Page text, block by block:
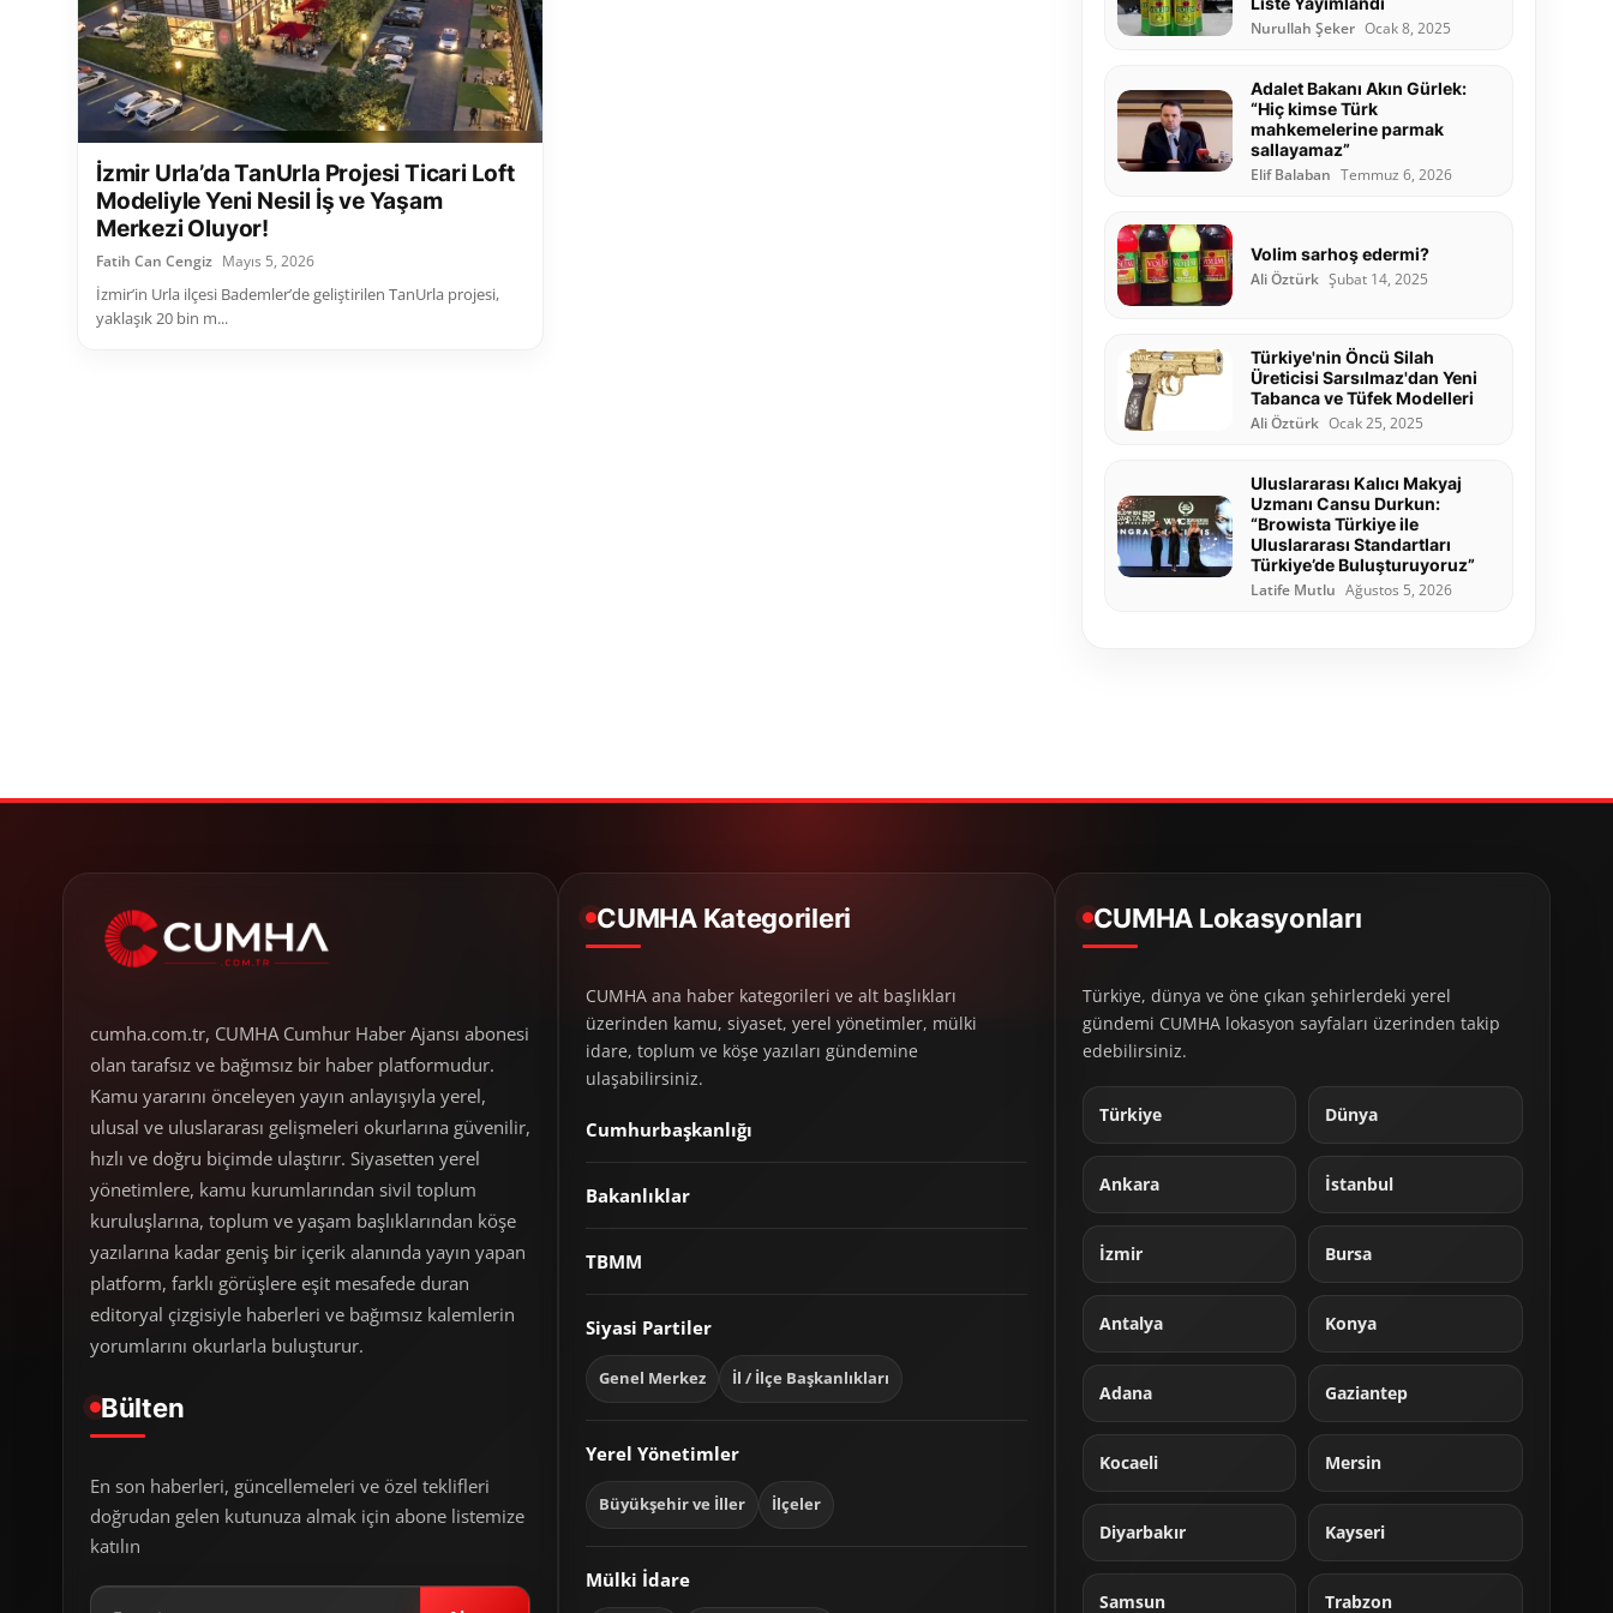
İzmir Urla’da TanUrla Projesi Ticari Loft
Modeliyle Yeni Nesil İş ve Yaşam
Merkezi Oluyor!
Fatih Can Cengiz Mayıs 5, 2026
İzmir’in Urla ilçesi Bademler’de geliştirilen TanUrla projesi,
yaklaşık 20 bin m...
Nurullah Şeker Ocak 8, 2025
Adalet Bakanı Akın Gürlek:
“Hiç kimse Türk
mahkemelerine parmak
sallayamaz”
Elif Balaban Temmuz 6, 2026
Volim sarhoş edermi?
Ali Öztürk Şubat 14, 2025
Türkiye'nin Öncü Silah
Üreticisi Sarsılmaz'dan Yeni
Tabanca ve Tüfek Modelleri
Ali Öztürk Ocak 25, 2025
Uluslararası Kalıcı Makyaj
Uzmanı Cansu Durkun:
“Browista Türkiye ile
Uluslararası Standartları
Türkiye’de Buluşturuyoruz”
Latife Mutlu Ağustos 5, 2026
cumha.com.tr, CUMHA Cumhur Haber Ajansı abonesi
olan tarafsız ve bağımsız bir haber platformudur.
Kamu yararını önceleyen yayın anlayışıyla yerel,
ulusal ve uluslararası gelişmeleri okurlarına güvenilir,
hızlı ve doğru biçimde ulaştırır. Siyasetten yerel
yönetimlere, kamu kurumlarından sivil toplum
kuruluşlarına, toplum ve yaşam başlıklarından köşe
yazılarına kadar geniş bir içerik alanında yayın yapan
platform, farklı görüşlere eşit mesafede duran
editoryal çizgisiyle haberleri ve bağımsız kalemlerin
yorumlarını okurlarla buluşturur.
Bülten
En son haberleri, güncellemeleri ve özel teklifleri
doğrudan gelen kutunuza almak için abone listemize
katılın
CUMHA Kategorileri
CUMHA ana haber kategorileri ve alt başlıkları
üzerinden kamu, siyaset, yerel yönetimler, mülki
idare, toplum ve köşe yazıları gündemine
ulaşabilirsiniz.
Cumhurbaşkanlığı
Bakanlıklar
TBMM
Siyasi Partiler
Genel Merkez İl / İlçe Başkanlıkları
Yerel Yönetimler
Büyükşehir ve İller İlçeler
Mülki İdare
CUMHA Lokasyonları
Türkiye, dünya ve öne çıkan şehirlerdeki yerel
gündemi CUMHA lokasyon sayfaları üzerinden takip
edebilirsiniz.
Türkiye Dünya
Ankara İstanbul
İzmir Bursa
Antalya Konya
Adana Gaziantep
Kocaeli Mersin
Diyarbakır Kayseri
Samsun Trabzon